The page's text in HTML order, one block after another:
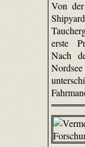
Von
erste
Nach